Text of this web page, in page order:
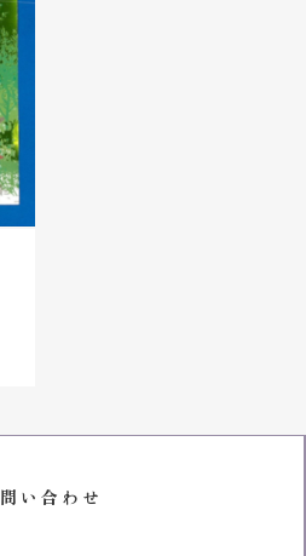
問い合わせ